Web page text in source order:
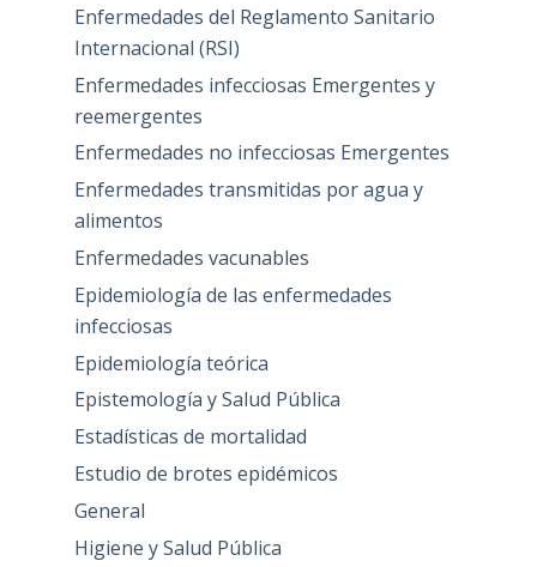
Enfermedades del Reglamento Sanitario
Internacional (RSI)
Enfermedades infecciosas Emergentes y
reemergentes
Enfermedades no infecciosas Emergentes
Enfermedades transmitidas por agua y
alimentos
Enfermedades vacunables
Epidemiología de las enfermedades
infecciosas
Epidemiología teórica
Epistemología y Salud Pública
Estadísticas de mortalidad
Estudio de brotes epidémicos
General
Higiene y Salud Pública